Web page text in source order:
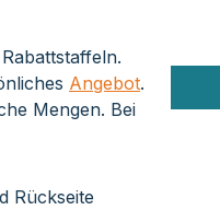
Angebot.
Mengen. Bei
Rückseite